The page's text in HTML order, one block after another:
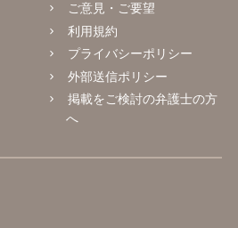
ご意見・ご要望
利用規約
プライバシーポリシー
外部送信ポリシー
掲載をご検討の弁護士の方
へ